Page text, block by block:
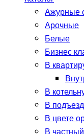
Ажурные
Арочные
Белые
Бизнес
В
В
В подъезд
В цвете